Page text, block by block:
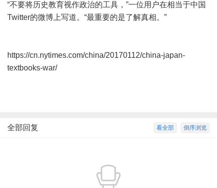
“不要将历史教育视作政治的工具，”一位用户在相当于中国
Twitter的微博上写道。“最重要的是了解真相。”
https://cn.nytimes.com/china/20170112/china-japan-
textbooks-war/
倒序浏览
看全部
全部回复